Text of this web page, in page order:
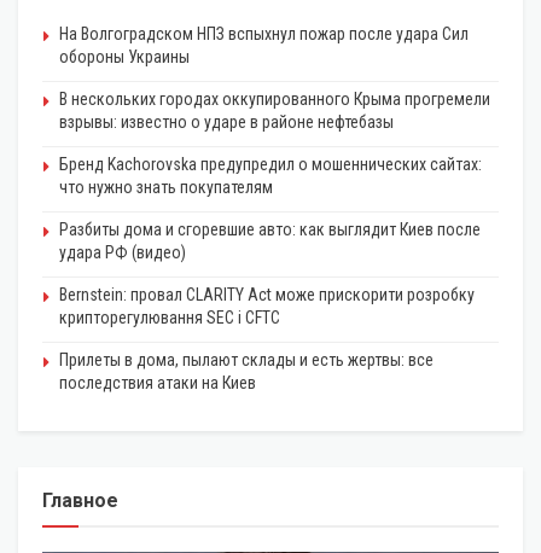
На Волгоградском НПЗ вспыхнул пожар после удара Сил
обороны Украины
В нескольких городах оккупированного Крыма прогремели
взрывы: известно о ударе в районе нефтебазы
Бренд Kachorovska предупредил о мошеннических сайтах:
что нужно знать покупателям
Разбиты дома и сгоревшие авто: как выглядит Киев после
удара РФ (видео)
Bernstein: провал CLARITY Act може прискорити розробку
крипторегулювання SEC і CFTC
Прилеты в дома, пылают склады и есть жертвы: все
последствия атаки на Киев
Главное